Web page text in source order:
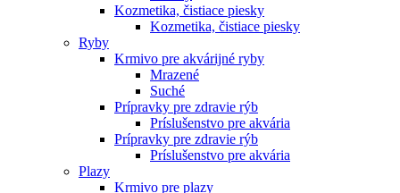
Kozmetika, čistiace piesky
Kozmetika, čistiace piesky
Ryby
Krmivo pre akvárijné ryby
Mrazené
Suché
Prípravky pre zdravie rýb
Príslušenstvo pre akvária
Prípravky pre zdravie rýb
Príslušenstvo pre akvária
Plazy
Krmivo pre plazy